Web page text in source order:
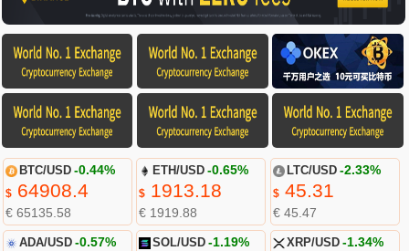
BTC/USD -0.44%
$64908.4
€ 65135.58
ETH/USD -0.65%
$ 1913.18
€ 1919.88
LTC/USD -2.33%
$45.31
€ 45.47
ADA/USD -0.57% SOL/USD -1.19% XRP/USD -1.34%